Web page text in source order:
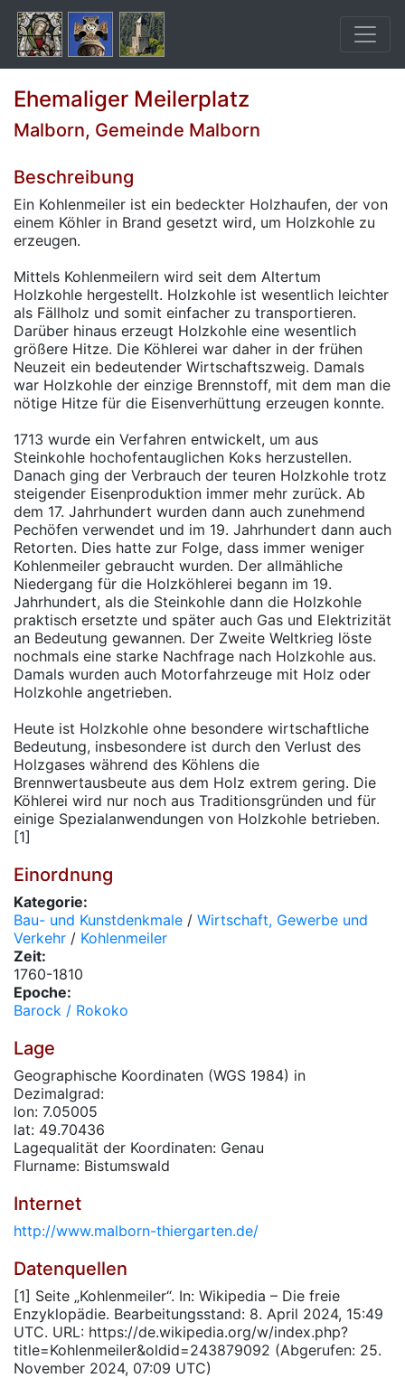
Ehemaliger Meilerplatz
Malborn, Gemeinde Malborn
Beschreibung
Ein Kohlenmeiler ist ein bedeckter Holzhaufen, der von
einem Köhler in Brand gesetzt wird, um Holzkohle zu
erzeugen.
Mittels Kohlenmeilern wird seit dem Altertum
Holzkohle hergestellt. Holzkohle ist wesentlich leichter
als Fällholz und somit einfacher zu transportieren.
Darüber hinaus erzeugt Holzkohle eine wesentlich
größere Hitze. Die Köhlerei war daher in der frühen
Neuzeit ein bedeutender Wirtschaftszweig. Damals
war Holzkohle der einzige Brennstoff, mit dem man die
nötige Hitze für die Eisenverhüttung erzeugen konnte.
1713 wurde ein Verfahren entwickelt, um aus
Steinkohle hochofentauglichen Koks herzustellen.
Danach ging der Verbrauch der teuren Holzkohle trotz
steigender Eisenproduktion immer mehr zurück. Ab
dem 17. Jahrhundert wurden dann auch zunehmend
Pechöfen verwendet und im 19. Jahrhundert dann auch
Retorten. Dies hatte zur Folge, dass immer weniger
Kohlenmeiler gebraucht wurden. Der allmähliche
Niedergang für die Holzköhlerei begann im 19.
Jahrhundert, als die Steinkohle dann die Holzkohle
praktisch ersetzte und später auch Gas und Elektrizität
an Bedeutung gewannen. Der Zweite Weltkrieg löste
nochmals eine starke Nachfrage nach Holzkohle aus.
Damals wurden auch Motorfahrzeuge mit Holz oder
Holzkohle angetrieben.
Heute ist Holzkohle ohne besondere wirtschaftliche
Bedeutung, insbesondere ist durch den Verlust des
Holzgases während des Köhlens die
Brennwertausbeute aus dem Holz extrem gering. Die
Köhlerei wird nur noch aus Traditionsgründen und für
einige Spezialanwendungen von Holzkohle betrieben.
[1]
Einordnung
Kategorie:
Bau- und Kunstdenkmale / Wirtschaft, Gewerbe und
Verkehr / Kohlenmeiler
Zeit:
1760-1810
Epoche:
Barock / Rokoko
Lage
Geographische Koordinaten (WGS 1984) in
Dezimalgrad:
lon: 7.05005
lat: 49.70436
Lagequalität der Koordinaten: Genau
Flurname: Bistumswald
Internet
http://www.malborn-thiergarten.de/
Datenquellen
[1] Seite „Kohlenmeiler“. In: Wikipedia – Die freie
Enzyklopädie. Bearbeitungsstand: 8. April 2024, 15:49
UTC. URL: https://de.wikipedia.org/w/index.php?
title=Kohlenmeiler&oldid=243879092 (Abgerufen: 25.
November 2024, 07:09 UTC)